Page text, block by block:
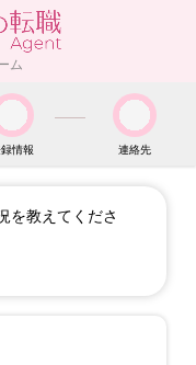
ム
情報 連絡先
を教えてくださ